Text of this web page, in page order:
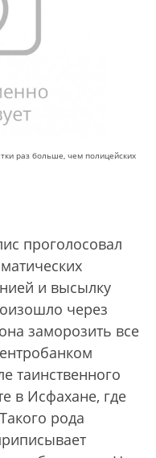
раз больше, чем полицейских
проголосовал
и высылку
через
заморозить все
таинственного
в Исфахане, где
рода